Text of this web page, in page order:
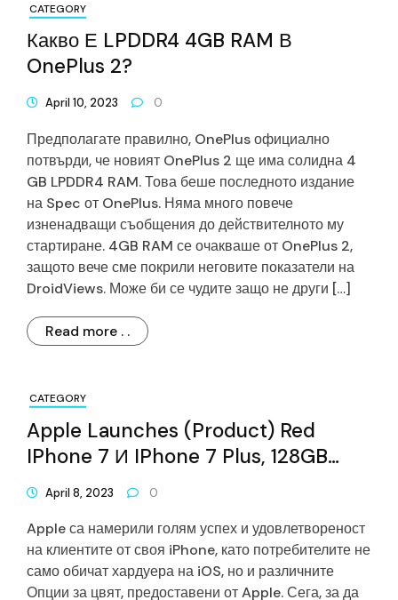
CATEGORY
Какво Е LPDDR4 4GB RAM В
OnePlus 2?
April 10, 2023 0
Предполагате правилно, OnePlus официално
потвърди, че новият OnePlus 2 ще има солидна 4
GB LPDDR4 RAM. Това беше последното издание
на Spec от OnePlus. Няма много повече
изненадващи съобщения до действителното му
стартиране. 4GB RAM се очакваше от OnePlus 2,
защото вече сме покрили неговите показатели на
DroidViews. Може би се чудите защо не други […]
Read more . .
CATEGORY
Apple Launches (Product) Red
IPhone 7 И IPhone 7 Plus, 128GB
IPhone SE
April 8, 2023 0
Apple са намерили голям успех и удовлетвореност
на клиентите от своя iPhone, като потребителите не
само обичат хардуера на iOS, но и различните
Опции за цвят, предоставени от Apple. Сега, за да